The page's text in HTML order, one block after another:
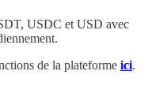
USDC et USD avec
de la plateforme ici.